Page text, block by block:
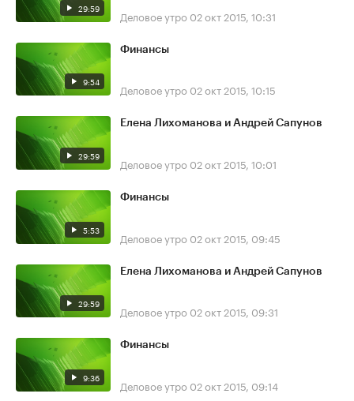
29:59 Деловое утро 02 окт 2015, 10:31
9:54
Финансы
Деловое утро 02 окт 2015, 10:15
29:59
Елена Лихоманова и Андрей Сапунов
Деловое утро 02 окт 2015, 10:01
5:53
Финансы
Деловое утро 02 окт 2015, 09:45
29:59
Елена Лихоманова и Андрей Сапунов
Деловое утро 02 окт 2015, 09:31
9:36
Финансы
Деловое утро 02 окт 2015, 09:14